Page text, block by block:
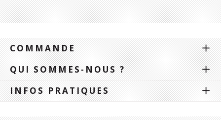
COMMANDE
QUI SOMMES-NOUS ?
INFOS PRATIQUES